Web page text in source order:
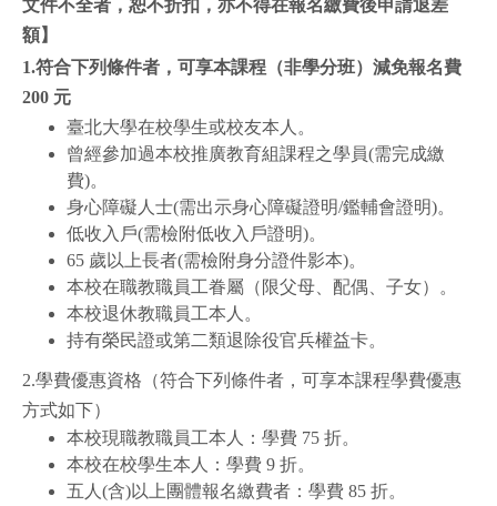
文件不全者，恕不折扣，亦不得在報名繳費後申請退差
額】
1.符合下列條件者，可享本課程（非學分班）減免報名費
200 元
臺北大學在校學生或校友本人。
曾經參加過本校推廣教育組課程之學員(需完成繳
費)。
身心障礙人士(需出示身心障礙證明/鑑輔會證明)。
低收入戶(需檢附低收入戶證明)。
65 歲以上長者(需檢附身分證件影本)。
本校在職教職員工眷屬（限父母、配偶、子女）。
本校退休教職員工本人。
持有榮民證或第二類退除役官兵權益卡。
2.學費優惠資格（符合下列條件者，可享本課程學費優惠
方式如下）
本校現職教職員工本人：學費 75 折。
本校在校學生本人：學費 9 折。
五人(含)以上團體報名繳費者：學費 85 折。